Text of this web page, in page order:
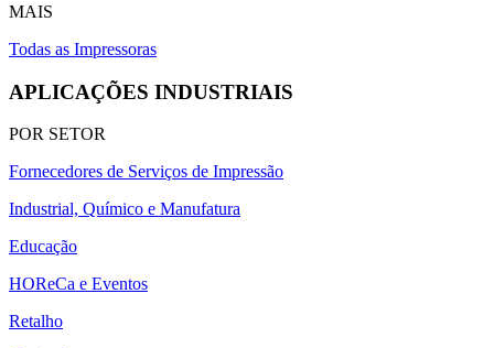
MAIS
Todas as Impressoras
APLICAÇÕES INDUSTRIAIS
POR SETOR
Fornecedores de Serviços de Impressão
Industrial, Químico e Manufatura
Educação
HOReCa e Eventos
Retalho